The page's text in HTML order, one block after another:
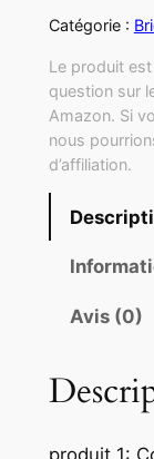
Catégorie :
Le produit
question sur
Amazon. Si
nous
d’affiliation.
Avis (0)